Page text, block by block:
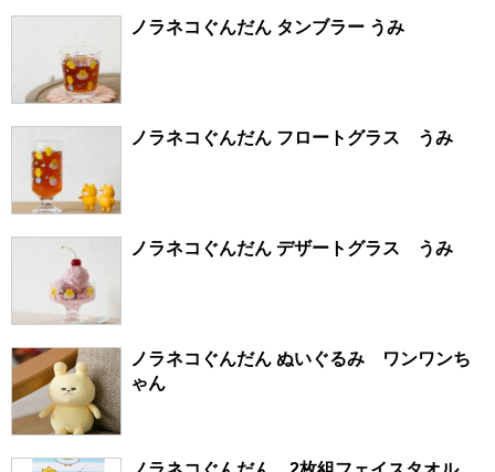
ノラネコぐんだん タンブラー うみ
ノラネコぐんだん フロートグラス うみ
ノラネコぐんだん デザートグラス うみ
ノラネコぐんだん ぬいぐるみ ワンワンち
ゃん